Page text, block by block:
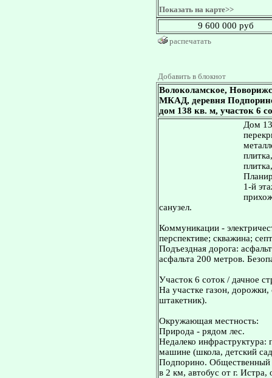
Показать на карте>>
9 600 000 руб
распечатать
Добавить в блокнот
Волоколамское,
МКАД, деревня
дом 138 кв. м, участок 6
Дом
1-й
санузел.
Коммуникации -
перспективе; скважина;
Подъездная дорога:
асфальта 200 метров.
Участок 6 соток / дачное
На участке газон, дорожки,
штакетник).
Окружающая местность:
Природа - рядом лес.
Недалеко
машине (школа, детский
Подпорино. Общественный
в 2 км, автобус от г. Истра,